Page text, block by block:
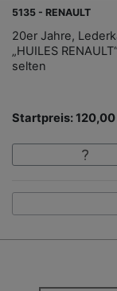
5135 - RENAULT
20er Jahre,
„HUILES
selten
Startpreis: 120,00